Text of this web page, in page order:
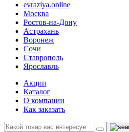
evraziya.online
Москва
Ростов-на-Дону
Астрахань
Воронеж
Сочи
Ставрополь
Ярославль
Акции
Каталог
О компании
Как заказать